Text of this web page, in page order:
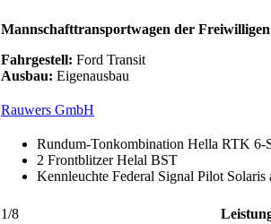
Mannschafttransportwagen der
Fahrgestell: Ford Transit
Ausbau: Eigenausbau
Rauwers GmbH
Rundum-Tonkombination Hella RTK 6-
2 Frontblitzer Helal BST
Kennleuchte Federal Signal Pilot Solaris
1/8